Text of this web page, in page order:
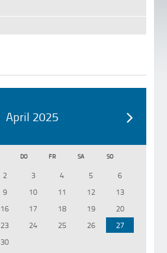
April 2025
DO FR SA SO
2 3 4 5
6
9 10 11 12
13
16 17 18 19
20
23 24 25 26
27
30